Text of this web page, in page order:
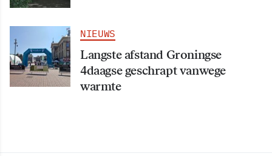
NIEUWS
Langste afstand Groningse
4daagse geschrapt vanwege
warmte